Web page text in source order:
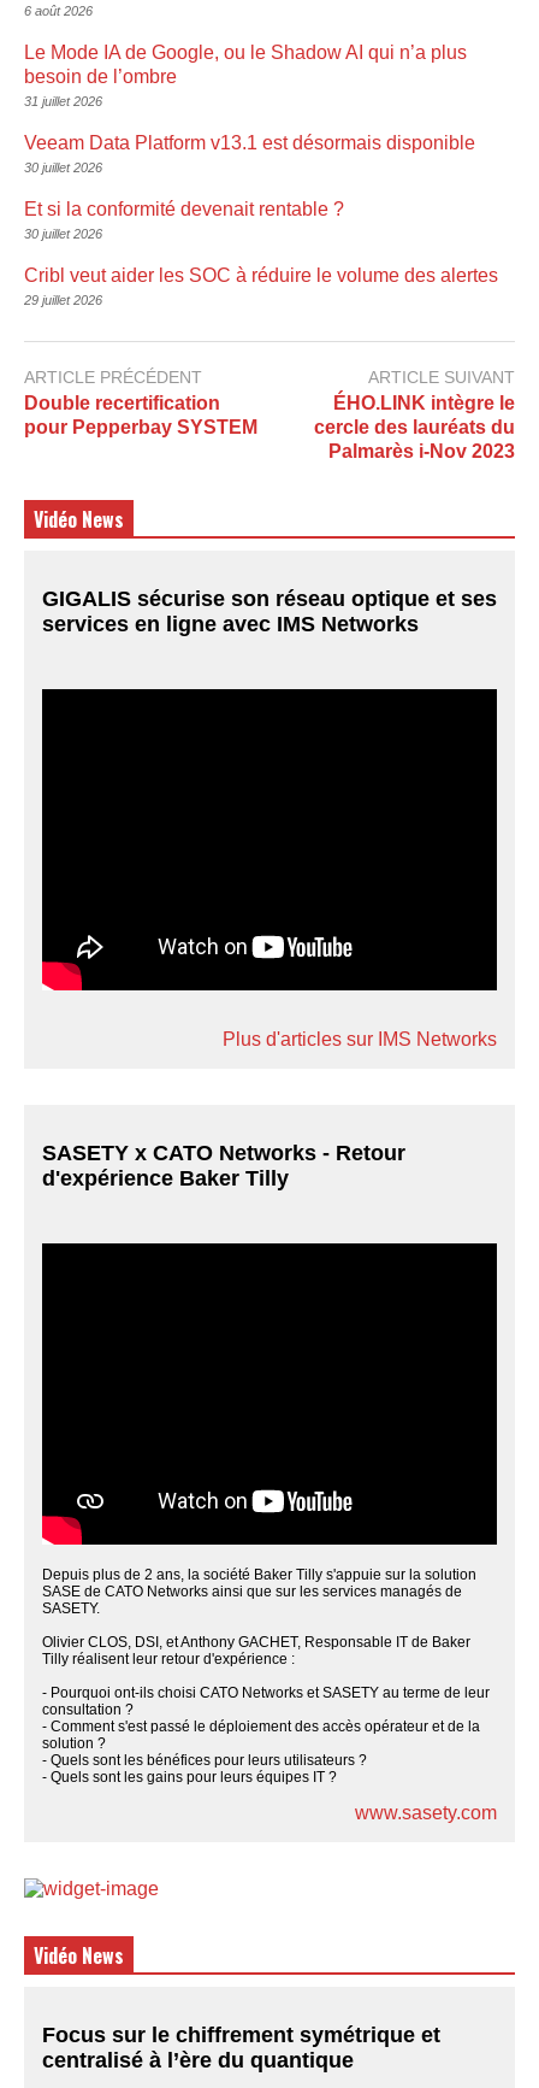
6 août 2026
Le Mode IA de Google, ou le Shadow AI qui n’a plus
besoin de l’ombre
31 juillet 2026
Veeam Data Platform v13.1 est désormais disponible
30 juillet 2026
Et si la conformité devenait rentable ?
30 juillet 2026
Cribl veut aider les SOC à réduire le volume des alertes
29 juillet 2026
ARTICLE PRÉCÉDENT
Double recertification
pour Pepperbay SYSTEM
ARTICLE SUIVANT
ÉHO.LINK intègre le
cercle des lauréats du
Palmarès i-Nov 2023
Vidéo News
GIGALIS sécurise son réseau optique et ses
services en ligne avec IMS Networks
Plus d'articles sur IMS Networks
SASETY x CATO Networks - Retour
d'expérience Baker Tilly
Depuis plus de 2 ans, la société Baker Tilly s'appuie sur la solution
SASE de CATO Networks ainsi que sur les services managés de
SASETY.
Olivier CLOS, DSI, et Anthony GACHET, Responsable IT de Baker
Tilly réalisent leur retour d'expérience :
- Pourquoi ont-ils choisi CATO Networks et SASETY au terme de leur
consultation ?
- Comment s'est passé le déploiement des accès opérateur et de la
solution ?
- Quels sont les bénéfices pour leurs utilisateurs ?
- Quels sont les gains pour leurs équipes IT ?
www.sasety.com
Vidéo News
Focus sur le chiffrement symétrique et
centralisé à l’ère du quantique